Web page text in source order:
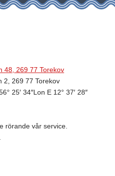
48, 269 77 Torekov
2, 269 77 Torekov
25′ 34″Lon E 12° 37′ 28″
rörande vår service.